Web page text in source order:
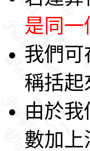
是同
我們可
稱括起
由於
數加上